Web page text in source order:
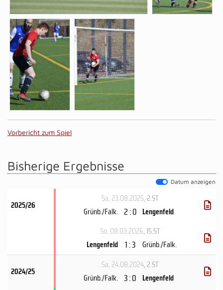
Vorbericht zum Spiel
Bisherige Ergebnisse
Datum anzeigen
2025/26
Sa, 23.08.2025, 2.ST
Grünb./Falk. 2 : 0 Lengenfeld
So, 08.03.2026, 15.ST
Lengenfeld 1 : 3 Grünb./Falk.
2024/25
Sa, 24.08.2024, 2.ST
Grünb./Falk. 3 : 0 Lengenfeld